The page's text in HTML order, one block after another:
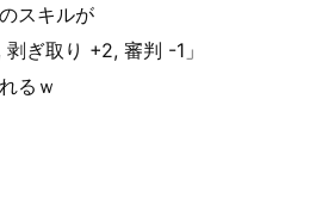
スキルが
ぎ取り +2, 審判 -1」
るｗ